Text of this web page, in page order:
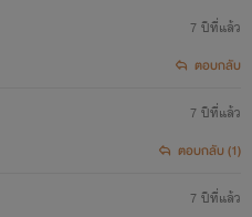
7 ปีที่แล้ว
ตอบกลับ
7 ปีที่แล้ว
ตอบกลับ (1)
7 ปีที่แล้ว